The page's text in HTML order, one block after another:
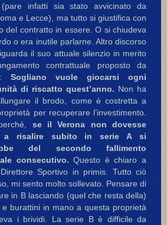
(pare infatti sia stato avvicinato da
e Lecce), ma tutto si giustifica con
del contratto in essere. O si chiudeva
o era inutile parlarne. Altro discorso
il suo attuale silenzio in merito
contrattuale proposto da
Sogliano vuole giocarsi ogni
di riscatto quest’anno.Non ha
il brodo, come è costretta a
per recuperare l’investimento.
se il Verona non dovesse
a risalire subito in serie A si
del secondo fallimento
consecutivo.Questo è chiaro a
Sportivo in primis. Tutto ciò
mi sento molto sollevato. Pensare di
in B lasciando (quel che resta della)
e burattini in mano a questa proprietà
i brividi. La serie B è difficile da